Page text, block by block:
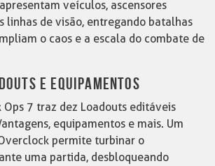
veículos, ascensores
linhas de visão, entregando batalhas
o caos e a escala do combate de
E EQUIPAMENTOS
Ops 7 traz dez Loadouts editáveis
equipamentos e mais. Um
permite turbinar o
uma partida, desbloqueando